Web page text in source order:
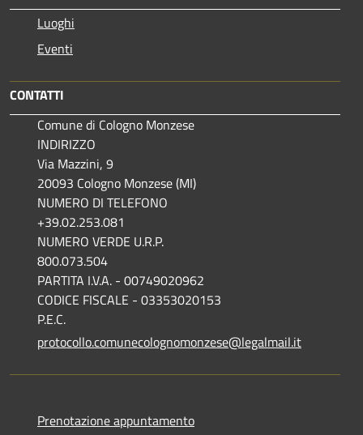
Luoghi
Eventi
CONTATTI
Comune di Cologno Monzese
INDIRIZZO
Via Mazzini, 9
20093 Cologno Monzese (MI)
NUMERO DI TELEFONO
+39.02.253.081
NUMERO VERDE U.R.P.
800.073.504
PARTITA I.V.A. - 00749020962
CODICE FISCALE - 03353020153
P.E.C.
protocollo.comunecolognomonzese@legalmail.it
Prenotazione appuntamento